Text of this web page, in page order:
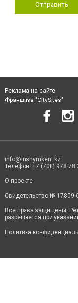
Отправить
Реклама на сайте
Франшиза "CitySites"
info@inshymkent.kz
Телефон: +7 (700) 978 78
О проекте
Свидетельство № 17809-
Все права защищены.
разрешается при
Политика